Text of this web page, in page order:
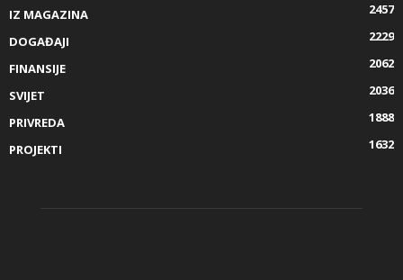
IZ MAGAZINA
2457
DOGAĐAJI
2229
FINANSIJE
2062
SVIJET
2036
PRIVREDA
1888
PROJEKTI
1632